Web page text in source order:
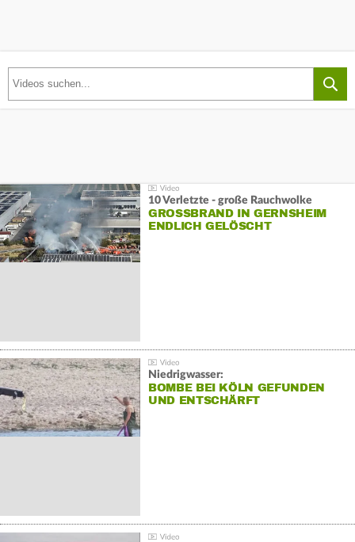
10 Verletzte - große Rauchwolke
GROSSBRAND IN GERNSHEIM E
NDLICH GELÖSCHT
Niedrigwasser:
BOMBE BEI KÖLN GEFUNDEN
UND ENTSCHÄRFT